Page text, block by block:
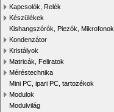
Kapcsolók, Relék
Készülékek
Kishangszórók, Piezók, Mikrofonok
Kondenzátor
Kristályok
Matricák, Feliratok
Méréstechnika
Mini PC, ipari PC, tartozékok
Modulok
Modulvilág